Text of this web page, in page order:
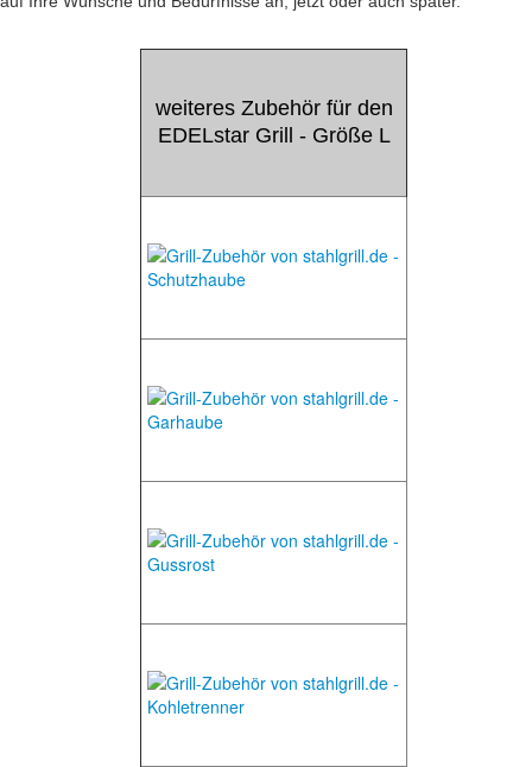
weiteres Zubehör für den
EDELstar Grill - Größe L